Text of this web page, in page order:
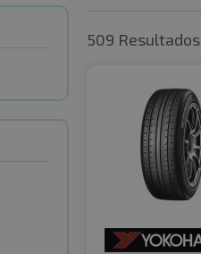
509 Resultados